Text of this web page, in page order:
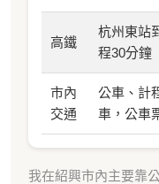
高鐵
杭州東站
程30分鐘
市內
交通
公車、計
車，公車
我在紹興市內主要靠